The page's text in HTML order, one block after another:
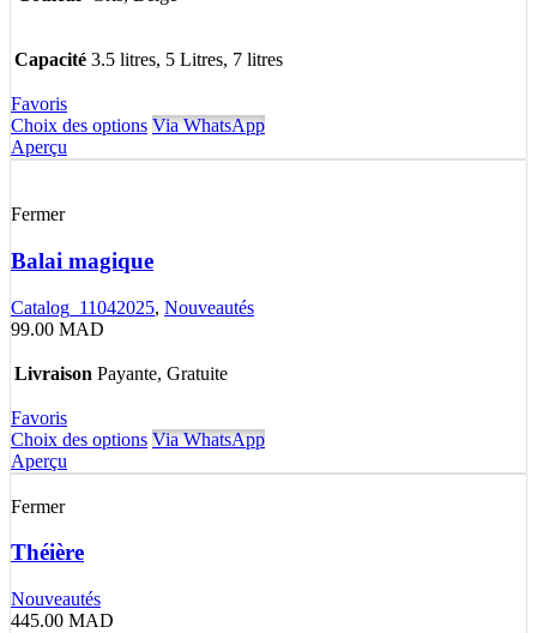
Capacité 3.5 litres, 5 Litres, 7 litres
Favoris
Choix des options Via WhatsApp
Aperçu
Fermer
Balai magique
Catalog_11042025, Nouveautés
99.00 MAD
Livraison Payante, Gratuite
Favoris
Choix des options Via WhatsApp
Aperçu
Fermer
Théière
Nouveautés
445.00 MAD